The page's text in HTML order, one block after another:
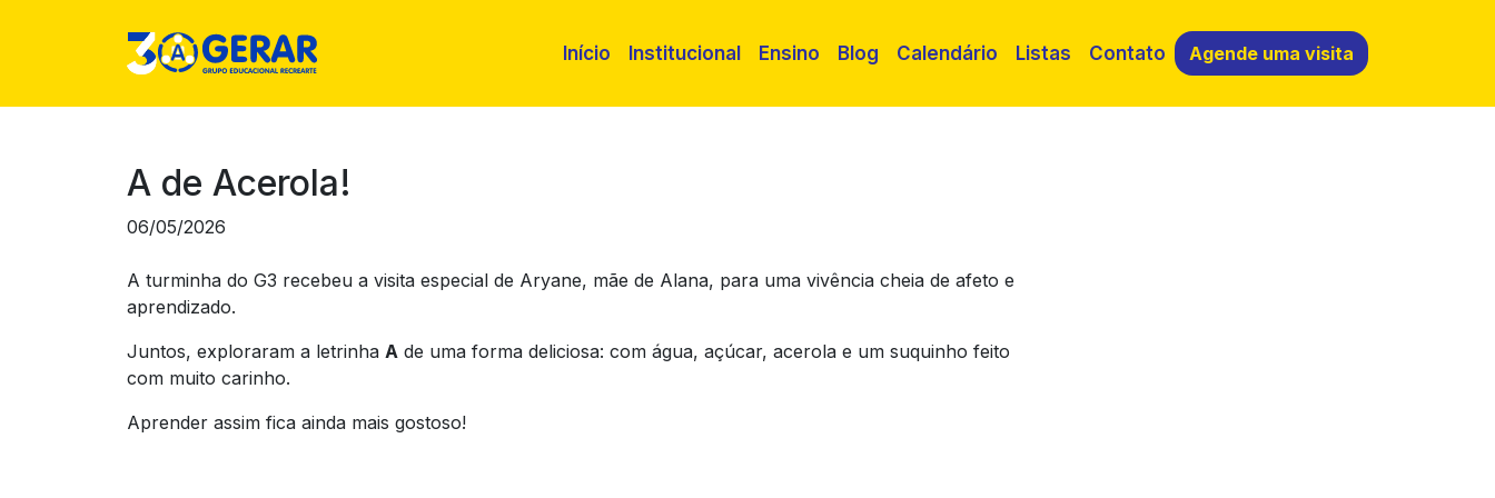
Início Institucional Ensino Blog Calendário Listas Contato Agende uma visita
A de Acerola!
06/05/2026
A turminha do G3 recebeu a visita especial de Aryane, mãe de Alana, para uma vivência cheia de afeto e
aprendizado.
Juntos, exploraram a letrinha A de uma forma deliciosa: com água, açúcar, acerola e um suquinho feito
com muito carinho.
Aprender assim fica ainda mais gostoso!